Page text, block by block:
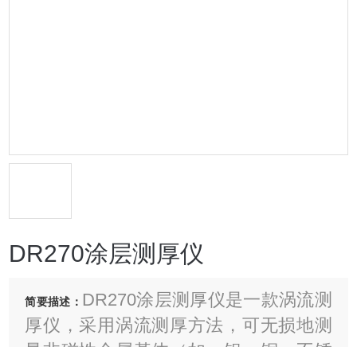
DR270涂层测厚仪
简要描述： DR270涂层测厚仪是一款涡流测
厚仪，采用涡流测厚方法，可无损地测